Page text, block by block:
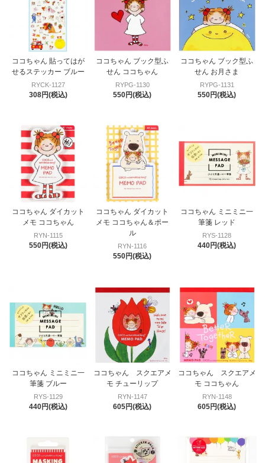
ココちゃん 貼ってはが
せるステッカー ブルー
RYCK-1127
308円(税込)
ココちゃん ブック型ふ
せん ココちゃん
RYPG-1130
550円(税込)
ココちゃん ブック型ふ
せん お月さま
RYPG-1131
550円(税込)
ココちゃん ダイカット
メモ ココちゃん
RYN-1115
550円(税込)
ココちゃん ダイカット
メモ ココちゃん＆ポー
ル
RYN-1116
550円(税込)
ココちゃん ミニミニ一
筆箋 レッド
RYS-1128
440円(税込)
ココちゃん ミニミニ一
筆箋 ブルー
RYS-1129
440円(税込)
ココちゃん スクエアメ
モ チューリップ
RYN-1147
605円(税込)
ココちゃん スクエアメ
モ ココちゃん
RYN-1148
605円(税込)